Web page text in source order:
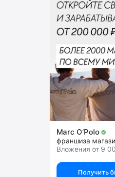
Marc O’Polo
франшиза
Вложения от 9
Получить